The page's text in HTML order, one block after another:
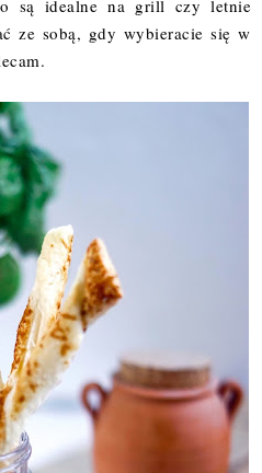
są idealne na grill czy letnie
ze sobą, gdy wybieracie się w